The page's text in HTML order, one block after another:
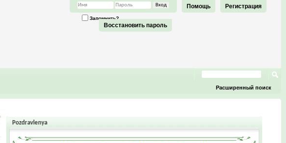
Регистрация
Помощь
Запомнить?
Восстановить пароль
Расширенный поиск
Pozdravlenya